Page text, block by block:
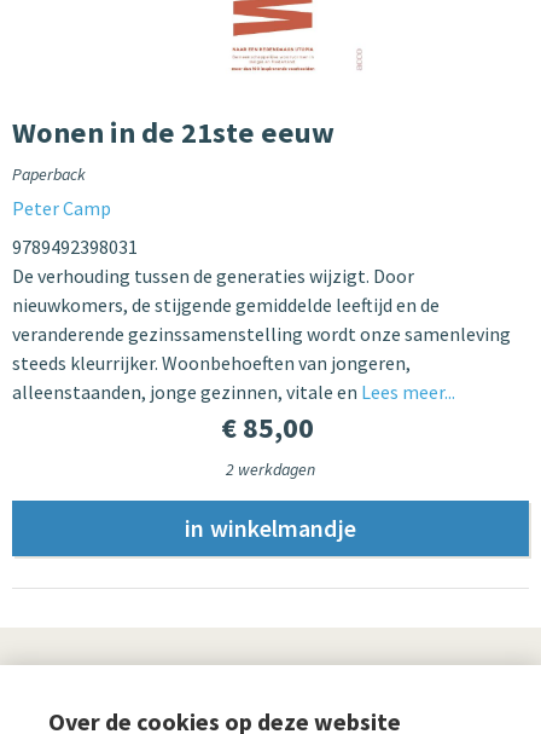
Wonen in de 21ste eeuw
Paperback
Peter Camp
9789492398031
De verhouding tussen de generaties wijzigt. Door
nieuwkomers, de stijgende gemiddelde leeftijd en de
veranderende gezinssamenstelling wordt onze samenleving
steeds kleurrijker. Woonbehoeften van jongeren,
alleenstaanden, jonge gezinnen, vitale en Lees meer...
€ 85,00
2 werkdagen
Over de cookies op deze website